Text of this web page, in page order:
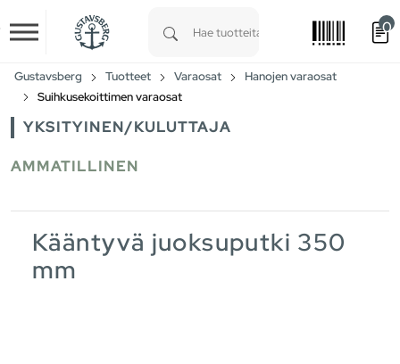
Skip to main content
0
Gustavsberg Tuotteet Varaosat
Hanojen varaosat
Suihkusekoittimen varaosat
YKSITYINEN/KULUTTAJA
AMMATILLINEN
Kääntyvä juoksuputki 350
mm